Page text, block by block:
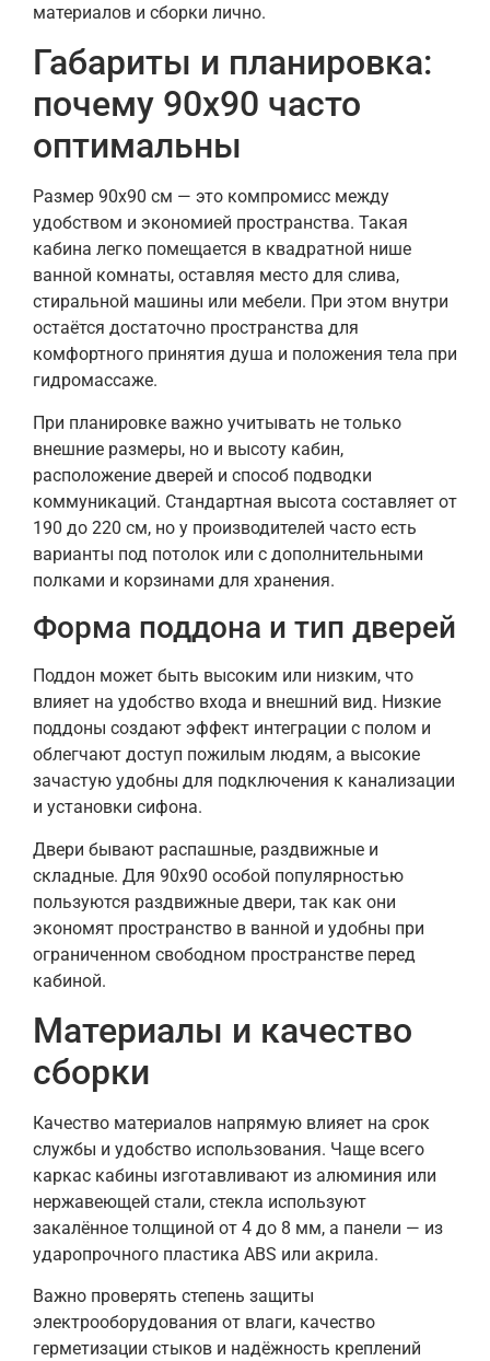
материалов и сборки лично.
Габариты и планировка:
почему 90х90 часто
оптимальны
Размер 90х90 см — это компромисс между
удобством и экономией пространства. Такая
кабина легко помещается в квадратной нише
ванной комнаты, оставляя место для слива,
стиральной машины или мебели. При этом внутри
остаётся достаточно пространства для
комфортного принятия душа и положения тела при
гидромассаже.
При планировке важно учитывать не только
внешние размеры, но и высоту кабин,
расположение дверей и способ подводки
коммуникаций. Стандартная высота составляет от
190 до 220 см, но у производителей часто есть
варианты под потолок или с дополнительными
полками и корзинами для хранения.
Форма поддона и тип дверей
Поддон может быть высоким или низким, что
влияет на удобство входа и внешний вид. Низкие
поддоны создают эффект интеграции с полом и
облегчают доступ пожилым людям, а высокие
зачастую удобны для подключения к канализации
и установки сифона.
Двери бывают распашные, раздвижные и
складные. Для 90х90 особой популярностью
пользуются раздвижные двери, так как они
экономят пространство в ванной и удобны при
ограниченном свободном пространстве перед
кабиной.
Материалы и качество
сборки
Качество материалов напрямую влияет на срок
службы и удобство использования. Чаще всего
каркас кабины изготавливают из алюминия или
нержавеющей стали, стекла используют
закалённое толщиной от 4 до 8 мм, а панели — из
ударопрочного пластика ABS или акрила.
Важно проверять степень защиты
электрооборудования от влаги, качество
герметизации стыков и надёжность креплений